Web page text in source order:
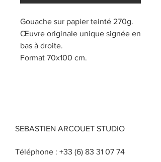
Gouache sur papier teinté 270g.
Œuvre originale unique signée en
bas à droite.
Format 70x100 cm.
SEBASTIEN ARCOUET STUDIO
Téléphone : +33 (6) 83 31 07 74